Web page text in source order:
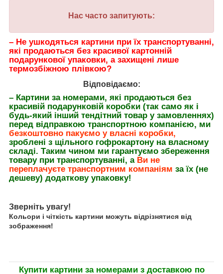
Нас часто запитують:
– Не ушкодяться картини при їх транспортуванні,
які продаються без красивої картонній
подарункової упаковки, а захищені лише
термозбіжною плівкою?
Відповідаємо:
– Картини за номерами, які продаються без
красивій подарунковій коробки (так само як і
будь-який інший тендітний товар у замовленнях)
перед відправкою транспортною компанією, ми
безкоштовно пакуємо у власні коробки,
зроблені з щільного гофрокартону на власному
складі. Таким чином ми гарантуємо збереження
товару при транспортуванні, а Ви не
переплачуєте транспортним компаніям за їх (не
дешеву) додаткову упаковку!
Зверніть увагу!
Кольори і чіткість картини можуть відрізнятися від
зображення!
Купити картини за номерами з доставкою по